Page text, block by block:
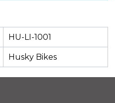
HU-LI-1001
Husky Bikes